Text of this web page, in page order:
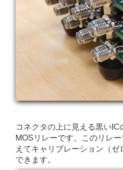
コネクタの上に見える黒いIC
MOSリレーです。このリレ
えてキャリブレーション（
できます。